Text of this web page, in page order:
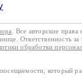
. Все авторские права
Ответственность за
обработки
который